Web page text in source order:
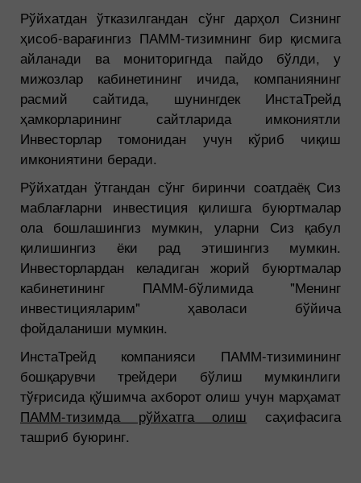
Рўйхатдан ўтказилгандан сўнг дарҳол Сизнинг
ҳисоб-варағингиз ПАММ-тизимнинг бир қисмига
айланади ва мониторигнда пайдо бўлди, у
мижозлар кабинетининг ичида, компаниянинг
расмий сайтида, шунингдек ИнстаТрейд
ҳамкорларининг сайтларида имкониятли
Инвесторлар томонидан учун кўриб чиқиш
имкониятини беради.
Рўйхатдан ўтгандан сўнг биринчи соатдаёқ Сиз
маблағларни инвестиция қилишга буюртмалар
ола бошлашингиз мумкин, уларни Сиз қабул
қилишингиз ёки рад этишингиз мумкин.
Инвесторлардан келадиган жорий буюртмалар
кабинетининг ПАММ-бўлимида "Менинг
инвестицияларим" ҳаволаси бўйича
фойдаланиши мумкин.
ИнстаТрейд компанияси ПАММ-тизимининг
бошқарувчи трейдери бўлиш мумкинлиги
тўғрисида қўшимча ахборот олиш учун марҳамат
ПАММ-тизимда рўйхатга олиш саҳифасига
ташриб буюринг.